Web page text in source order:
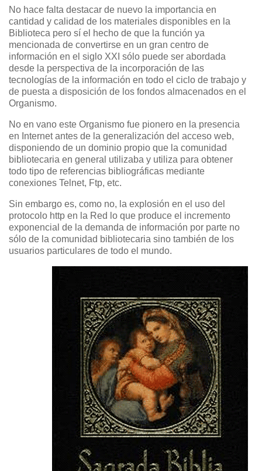
No hace falta destacar de nuevo la importancia en
cantidad y calidad de los materiales disponibles en la
Biblioteca pero sí el hecho de que la función ya
mencionada de convertirse en un gran centro de
información en el siglo XXI sólo puede ser abordada
desde la perspectiva de la incorporación de las
tecnologías de la información en todo el ciclo de trabajo y
de puesta a disposición de los fondos almacenados en el
Organismo.
No en vano este Organismo fue pionero en la presencia
en Internet antes de la generalización del acceso web,
disponiendo de un dominio propio que la comunidad
bibliotecaria en general utilizaba y utiliza para obtener
todo tipo de referencias bibliográficas mediante
conexiones Telnet, Ftp, etc.
Sin embargo es, como no, la explosión en el uso del
protocolo http en la Red lo que produce el incremento
exponencial de la demanda de información por parte no
sólo de la comunidad bibliotecaria sino también de los
usuarios particulares de todo el mundo.